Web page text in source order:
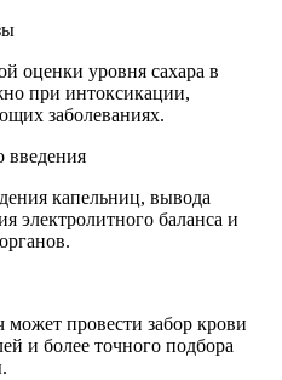
оценки уровня сахара в
при интоксикации,
заболеваниях.
введения
капельниц, вывода
электролитного баланса и
провести забор крови
и более точного подбора